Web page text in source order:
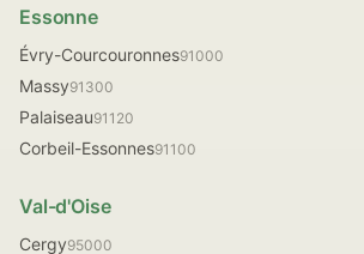
Essonne
Évry-Courcouronnes91000
Massy91300
Palaiseau91120
Corbeil-Essonnes91100
Val-d'Oise
Cergy95000